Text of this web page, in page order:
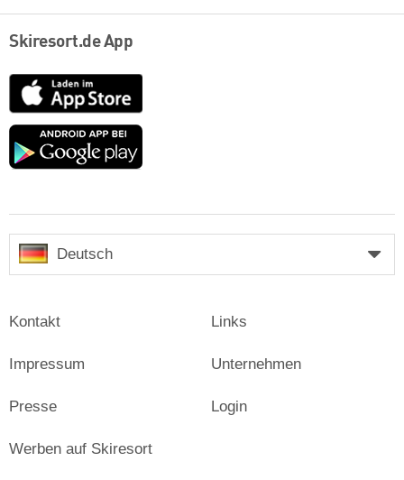
Skiresort.de App
App
Store
Google
Deutsch
Kontakt
Impressum
Presse
Links
Unternehmen
Login
Werben auf Skiresort